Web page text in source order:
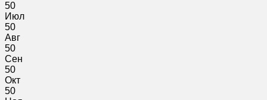
50
Июл
50
Авг
50
Сен
50
Окт
50